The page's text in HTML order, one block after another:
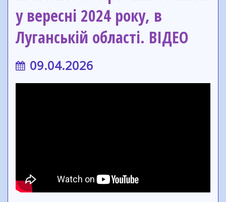
у вересні 2024 року, в
Луганській області. ВІДЕО
09.04.2026